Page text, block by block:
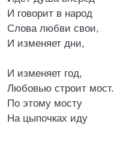
И говорит в народ
Слова любви свои,
И изменяет дни,
И изменяет год,
Любовью строит мост.
По этому мосту
На цыпочках иду